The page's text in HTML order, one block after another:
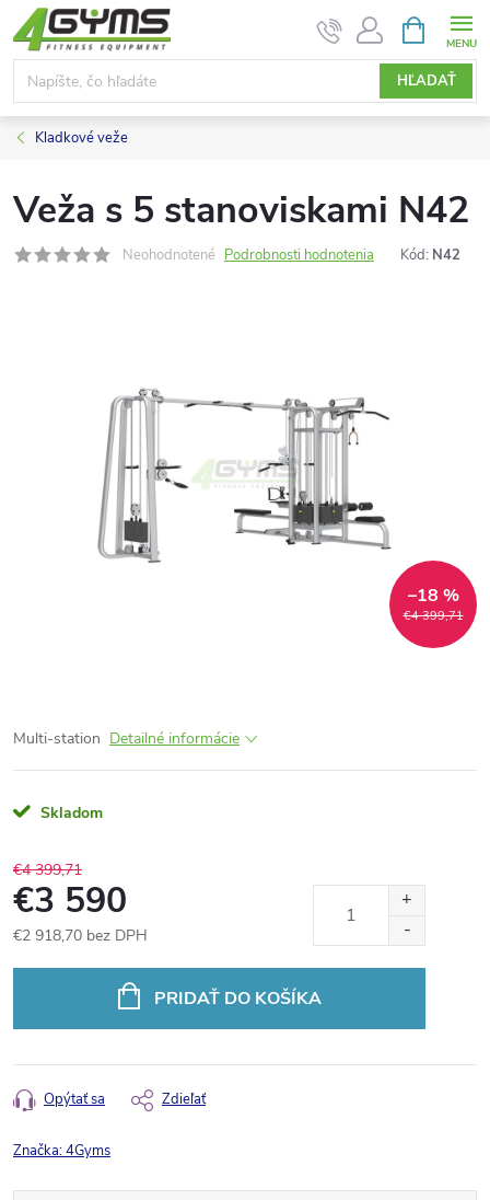
Prejsť
na
obsah
HĽADAŤ
KOŠÍK
Kladkové veže
Veža s 5 stanoviskami N42
Neohodnotené Podrobnosti hodnotenia Kód: N42
€4 399,71
–18 %
Multi-station Detailné informácie
Skladom
€4 399,71
€3 590
€2 918,70 bez DPH
PRIDAŤ DO KOŠÍKA
Opýtať sa Zdieľať
Značka:4Gyms